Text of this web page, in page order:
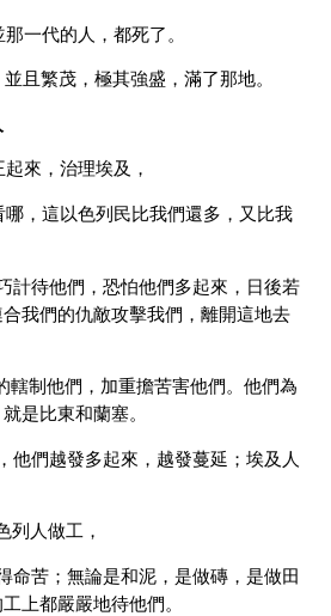
一代的人，都死了。
且繁茂，極其強盛，滿了那地。
來，治理埃及，
，這以色列民比我們還多，又比我
計待他們，恐怕他們多起來，日後若
我們的仇敵攻擊我們，離開這地去
轄制他們，加重擔苦害他們。他們為
是比東和蘭塞。
他們越發多起來，越發蔓延；埃及人
列人做工，
命苦；無論是和泥，是做磚，是做田
上都嚴嚴地待他們。